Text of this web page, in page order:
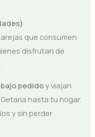
que consumen
disfrutan de
pedidoy viajan
hasta tu hogar.
y sin perder